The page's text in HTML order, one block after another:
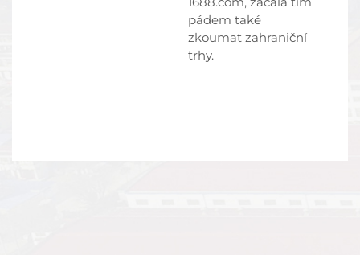
pádem také
zkoumat zahraniční
trhy.